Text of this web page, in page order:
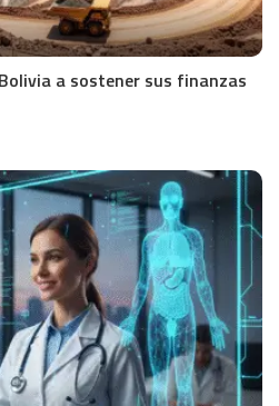
a sostener sus finanzas